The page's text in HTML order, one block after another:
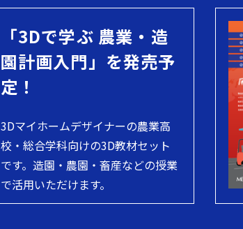
「3Dで学ぶ 農業・造
園計画入門」を発売予
定！
3Dマイホームデザイナーの農業高
校・総合学科向けの3D教材セット
です。造園・農園・畜産などの授業
で活用いただけます。